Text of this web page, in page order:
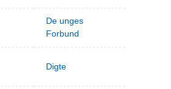
De unges
Forbund
Digte